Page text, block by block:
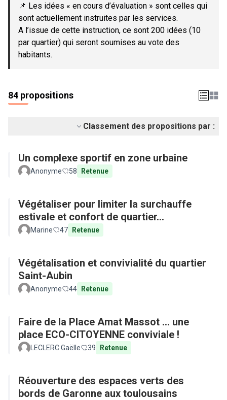
📌 Les idées « en cours d’évaluation » sont celles qui
sont actuellement instruites par les services.
A l’issue de cette instruction, ce sont 200 idées (10
par quartier) qui seront soumises au vote des
habitants.
84 propositions
Classement des propositions par :
Un complexe sportif en zone urbaine
Anonyme 58 Retenue
Végétaliser pour limiter la surchauffe
estivale et confort de quartier...
Marine 47 Retenue
Végétalisation et convivialité du quartier
Saint-Aubin
Anonyme 44 Retenue
Faire de la Place Amat Massot ... une
place ECO-CITOYENNE conviviale !
LECLERC Gaëlle 39 Retenue
Réouverture des espaces verts des
bords de Garonne aux toulousains